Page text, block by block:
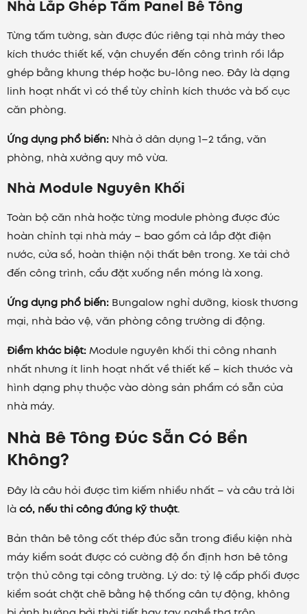
Nhà Lắp Ghép Tấm Panel Bê Tông
Từng tấm tường, sàn được đúc riêng tại nhà máy theo
kích thước thiết kế, vận chuyển đến công trình rồi lắp
ghép bằng khung thép hoặc bu-lông neo. Đây là dạng
linh hoạt nhất vì có thể tùy chỉnh kích thước và bố cục
căn phòng.
Ứng dụng phổ biến: Nhà ở dân dụng 1–2 tầng, văn
phòng, nhà xưởng quy mô vừa.
Nhà Module Nguyên Khối
Toàn bộ căn nhà hoặc từng module phòng được đúc
hoàn chỉnh tại nhà máy – bao gồm cả lắp đặt điện
nước, cửa sổ, hoàn thiện nội thất bên trong. Xe tải chở
đến công trình, cẩu đặt xuống nền móng là xong.
Ứng dụng phổ biến: Bungalow nghỉ dưỡng, kiosk thương
mại, nhà bảo vệ, văn phòng công trường di động.
Điểm khác biệt:Module nguyên khối thi công nhanh
nhất nhưng ít linh hoạt nhất về thiết kế – kích thước và
hình dạng phụ thuộc vào dòng sản phẩm có sẵn của
nhà máy.
Nhà Bê Tông Đúc Sẵn Có Bền
Không?
Đây là câu hỏi được tìm kiếm nhiều nhất – và câu trả lời
làcó, nếu thi công đúng kỹ thuật.
Bản thân bê tông cốt thép đúc sẵn trong điều kiện nhà
máy kiểm soát được có cường độ ổn định hơn bê tông
trộn thủ công tại công trường. Lý do: tỷ lệ cấp phối được
kiểm soát chặt chẽ bằng hệ thống cân tự động, không